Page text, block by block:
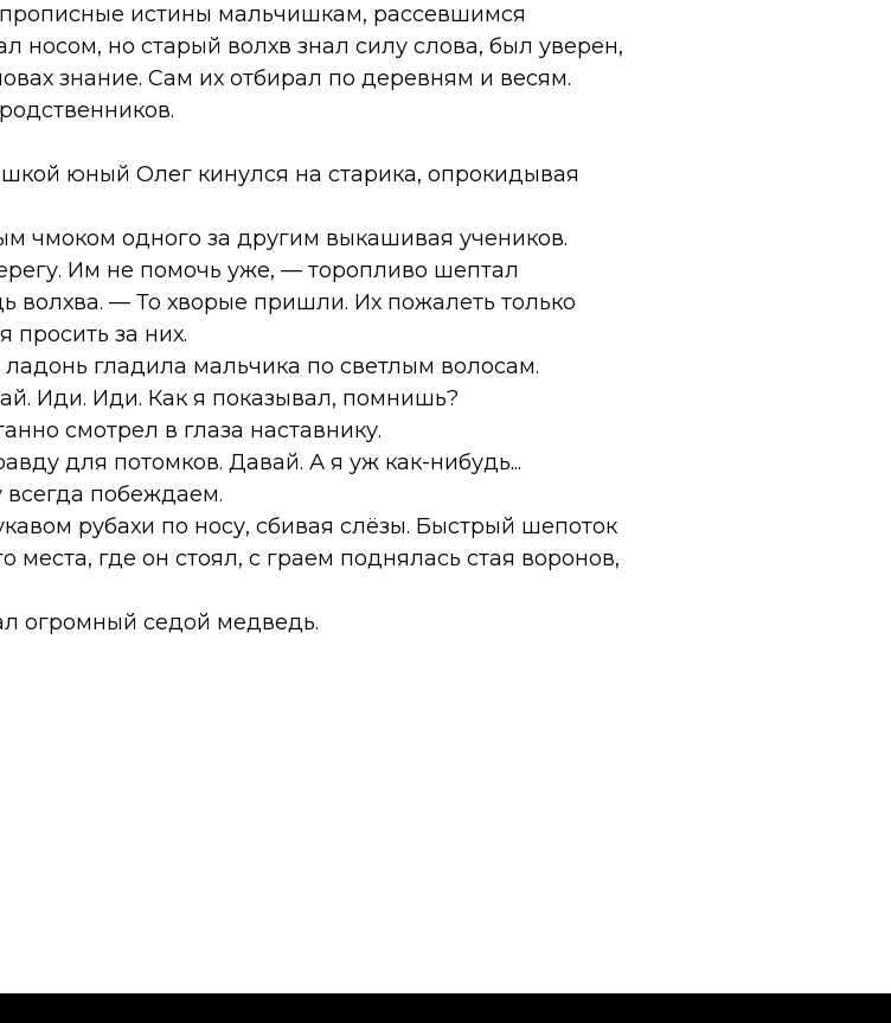
истины мальчишкам, рассевшимся
носом, но старый волхв знал силу слова, был уверен,
знание. Сам их отбирал по деревням и весям.
юный Олег кинулся на старика, опрокидывая
чмоком одного за другим выкашивая учеников.
Им не помочь уже, — торопливо шептал
волхва. — То хворые пришли. Их пожалеть только
за них.
гладила мальчика по светлым волосам.
Иди. Иди. Как я показывал, помнишь?
смотрел в глаза наставнику.
для потомков. Давай. А я уж как-нибудь...
побеждаем.
рубахи по носу, сбивая слёзы. Быстрый шепоток
где он стоял, с граем поднялась стая воронов,
огромный седой медведь.